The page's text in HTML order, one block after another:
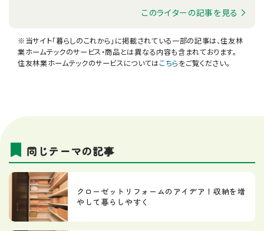
このライターの記事を見る
※当サイト「暮らしのこれから」に掲載されている一部の記事は、住友林
業ホームテックのサービス・商品とは異なる内容も含まれております。
住友林業ホームテックのサービスについてはこちらをご覧ください。
同じテーマの記事
クローゼットリフォームのアイデア！収納を増
やして暮らしやすく